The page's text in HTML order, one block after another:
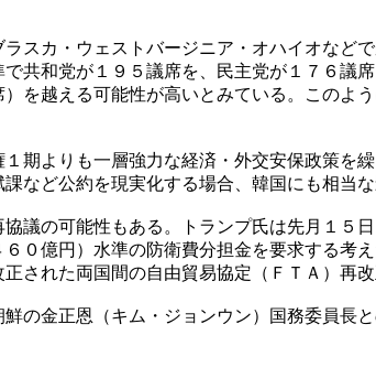
スカ・ウェストバージニア・オハイオなど
共和党が１９５議席を、民主党が１７６議
を越える可能性が高いとみている。このよ
期よりも一層強力な経済・外交安保政策を
など公約を現実化する場合、韓国にも相当な
議の可能性もある。トランプ氏は先月１５
０億円）水準の防衛費分担金を要求する考
された両国間の自由貿易協定（ＦＴＡ）再
の金正恩（キム・ジョンウン）国務委員長